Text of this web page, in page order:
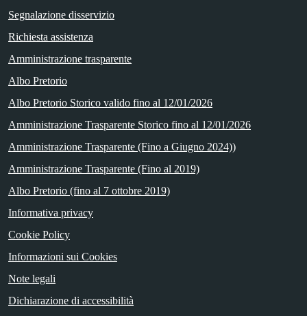
Segnalazione disservizio
Richiesta assistenza
Amministrazione trasparente
Albo Pretorio
Albo Pretorio Storico valido fino al 12/01/2026
Amministrazione Trasparente Storico fino al 12/01/2026
Amministrazione Trasparente (Fino a Giugno 2024))
Amministrazione Trasparente (Fino al 2019)
Albo Pretorio (fino al 7 ottobre 2019)
Informativa privacy
Cookie Policy
Informazioni sui Cookies
Note legali
Dichiarazione di accessibilità